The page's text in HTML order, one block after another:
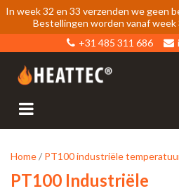
In week 32 en 33 verzenden we geen
Bestellingen worden vanaf
+31 485 311 686
Home/ PT100 industriële
PT100 Industriële